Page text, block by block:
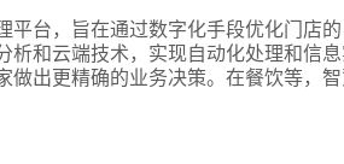
台，旨在通过数字化手段优化门店
析和云端技术，实现自动化处理和信
做出更精确的业务决策。在餐饮等，